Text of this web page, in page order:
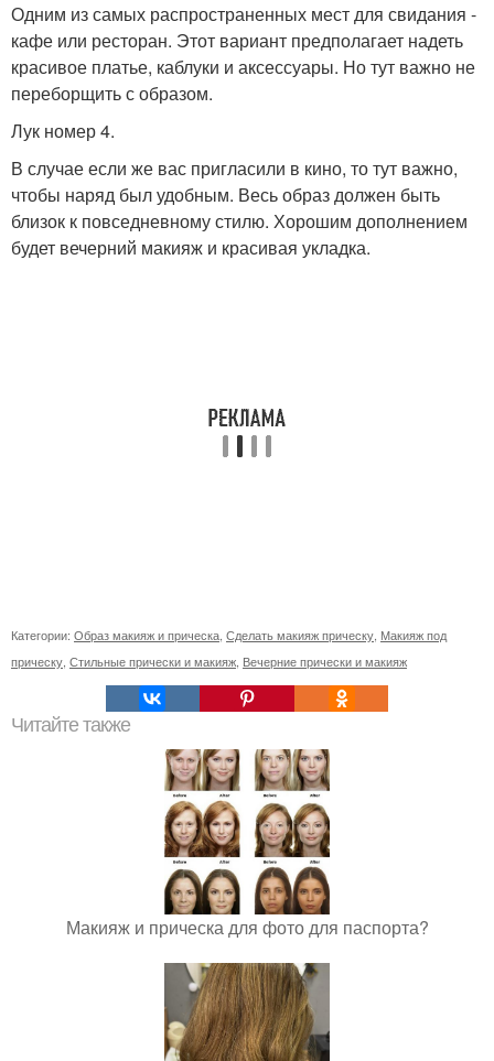
Одним из самых распространенных мест для свидания -
кафе или ресторан. Этот вариант предполагает надеть
красивое платье, каблуки и аксессуары. Но тут важно не
переборщить с образом.
Лук номер 4.
В случае если же вас пригласили в кино, то тут важно,
чтобы наряд был удобным. Весь образ должен быть
близок к повседневному стилю. Хорошим дополнением
будет вечерний макияж и красивая укладка.
Категории: Образ макияж и прическа, Сделать макияж прическу, Макияж под
прическу, Стильные прически и макияж, Вечерние прически и макияж
Читайте также
Макияж и прическа для фото для паспорта?